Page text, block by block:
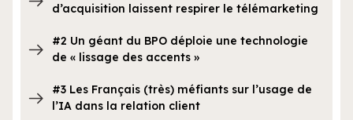
d’acquisition laissent respirer le télémarketing
#2 Un géant du BPO déploie une technologie
de « lissage des accents »
#3 Les Français (très) méfiants sur l’usage de
l’IA dans la relation client